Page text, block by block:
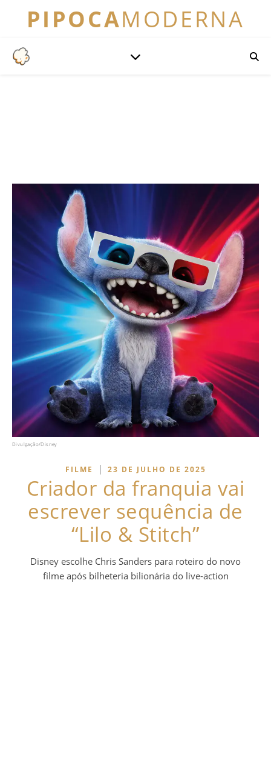
PIPOCAMODERNA
Divulgação/Disney
FILME | 23 DE JULHO DE 2025
Criador da franquia vai
escrever sequência de
“Lilo & Stitch”
Disney escolhe Chris Sanders para roteiro do novo
filme após bilheteria bilionária do live-action